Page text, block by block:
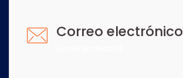
Correo electrónico